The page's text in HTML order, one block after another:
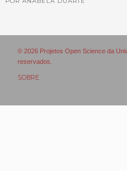
© 2026 Projetos Open Science da
reservados.
SOBRE